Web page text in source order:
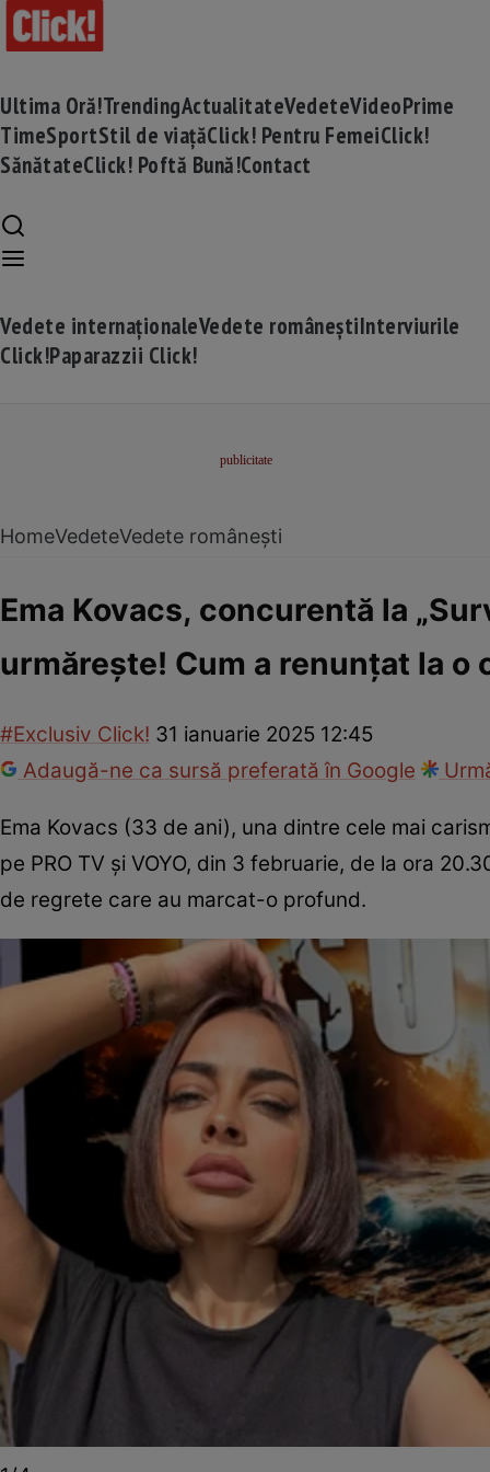
Ultima Oră!TrendingActualitateVedeteVideoPrime
TimeSportStil de viațăClick! Pentru FemeiClick!
SănătateClick! Poftă Bună!Contact
Vedete internaționaleVedete româneștiInterviurile
Click!Paparazzii Click!
HomeVedeteVedete românești
Ema Kovacs, concurentă la
urmărește! Cum a renunțat la
#Exclusiv Click! 31 ianuarie 2025 12:45
Adaugă-ne ca sursă preferată în Google
Ema Kovacs (33 de ani), una dintre cele mai
pe PRO TV și VOYO, din 3 februarie, de la ora
de regrete care au marcat-o profund.